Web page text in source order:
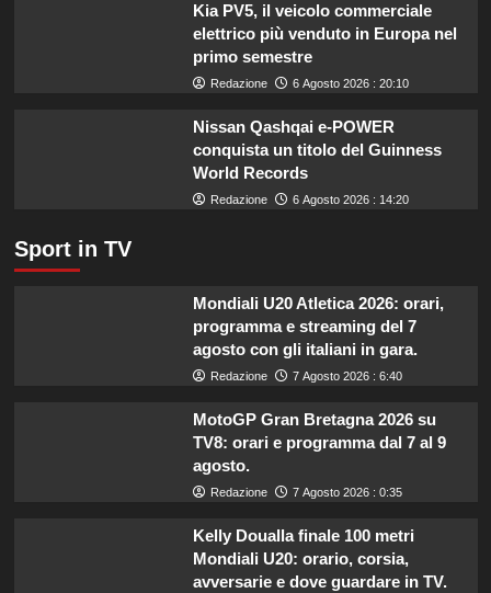
Kia PV5, il veicolo commerciale
elettrico più venduto in Europa nel
primo semestre
Redazione 6 Agosto 2026 : 20:10
Nissan Qashqai e-POWER
conquista un titolo del Guinness
World Records
Redazione 6 Agosto 2026 : 14:20
Sport in TV
Mondiali U20 Atletica 2026: orari,
programma e streaming del 7
agosto con gli italiani in gara.
Redazione 7 Agosto 2026 : 6:40
MotoGP Gran Bretagna 2026 su
TV8: orari e programma dal 7 al 9
agosto.
Redazione 7 Agosto 2026 : 0:35
Kelly Doualla finale 100 metri
Mondiali U20: orario, corsia,
avversarie e dove guardare in TV.